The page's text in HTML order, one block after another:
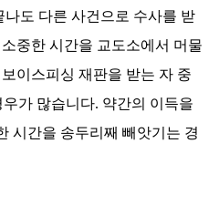
나도 다른 사건으로 수사를 받
중한 시간을 교도소에서 머물
보이스피싱 재판을 받는 자 중
우가 많습니다. 약간의 이득을
시간을 송두리째 빼앗기는 경